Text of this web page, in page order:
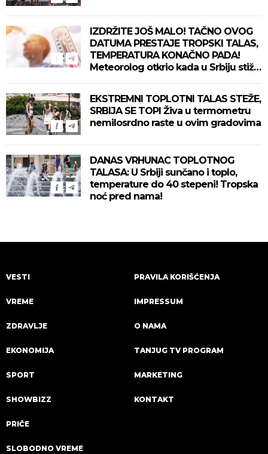
IZDRŽITE JOŠ MALO! TAČNO OVOG
DATUMA PRESTAJE TROPSKI TALAS,
TEMPERATURA KONAČNO PADA!
Meteorolog otkrio kada u Srbiju stiže
EKSTREMNI TOPLOTNI TALAS STEŽE,
SRBIJA SE TOPI Živa u termometru
nemilosrdno raste u ovim gradovima
DANAS VRHUNAC TOPLOTNOG
TALASA: U Srbiji sunčano i toplo,
temperature do 40 stepeni! Tropska
noć pred nama!
VESTI
VREME
ZDRAVLJE
EKONOMIJA
SPORT
SHOWBIZZ
PRIČE
SLOBODNO VREME
PRAVILA KORIŠĆENJA
IMPRESSUM
O NAMA
TANJUG TV PROGRAM
MARKETING
KONTAKT